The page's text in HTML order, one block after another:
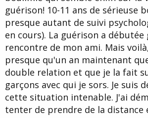
guérison! 10-11 ans de sérieuse
presque autant de suivi
en cours). La guérison a débutée
rencontre de mon ami. Mais
presque qu'un an maintenant
double relation et que je la fait
garçons avec qui je sors. Je suis
cette situation intenable. J'ai
tenter de prendre de la distance